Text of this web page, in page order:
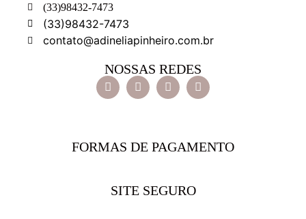
(33)98432-7473
(33)98432-7473
contato@adineliapinheiro.com.br
NOSSAS REDES
FORMAS DE PAGAMENTO
SITE SEGURO